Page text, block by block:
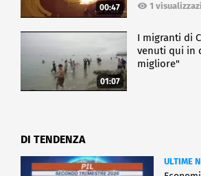
00:47 1
01:07
I migranti di
venuti qui in
migliore"
DI TENDENZA
ULTIME